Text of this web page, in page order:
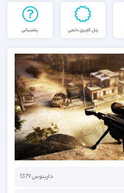
پنل کاربری دایمی پشتیبانی
دارینوس 1379